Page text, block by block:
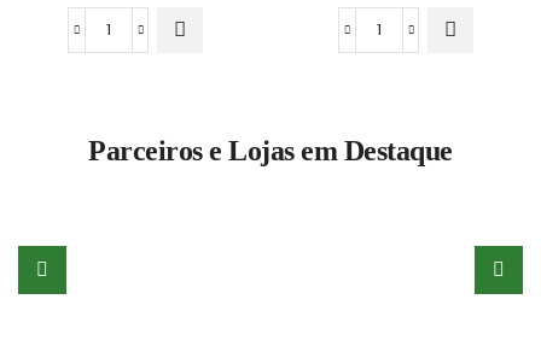
PEBD
quantidade
PEBD
Parceiros e Lojas em Destaque